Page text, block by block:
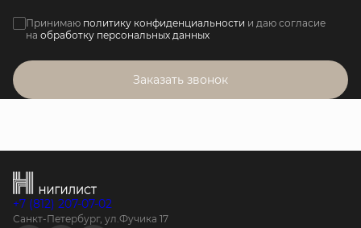
Принимаю политику конфиденциальности и даю согласие
на обработку персональных данных
Заказать звонок
+7 (812) 207-07-02
Санкт-Петербург, ул.Фучика 17